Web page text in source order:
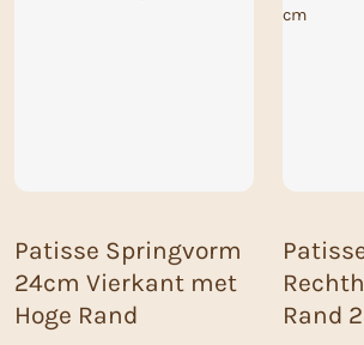
Patisse Springvorm
24cm Vierkant met
Hoge Rand
Rand